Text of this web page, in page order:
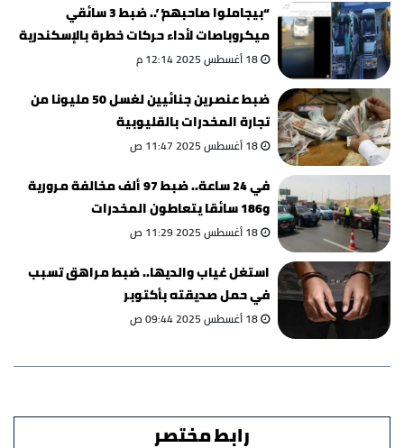
“بيجاملوا صاحبهم”.. ضبط 3 سائقي
ميكروباصات لأداء حركات خطرة بالإسكندرية
18 أغسطس 2025 12:14 م
ضبط عنصرين جنائيين لغسل 50 مليونا من
تجارة المخدرات بالقليوبية
18 أغسطس 2025 11:47 ص
في 24 ساعة.. ضبط 97 ألف مخالفة مرورية
و186 سائقا يتعاطون المخدرات
18 أغسطس 2025 11:29 ص
استغل غياب والديها.. ضبط مراهق تسبب
في حمل صديقته بأكتوبر
18 أغسطس 2025 09:44 ص
رابط مختصر